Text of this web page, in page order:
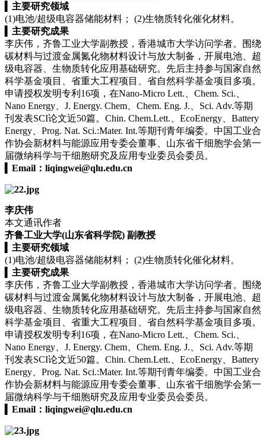
主要研究领域
(1)电池/超级电容器储能材料； (2)生物质转化催化材料。
主要研究成果
李庆伟，齐鲁工业大学副教授，香港城市大学访问学者。围绕
碳材料与过渡金属氮化物材料设计与放大制备，开展电池、超
级电容器、生物质转化应用基础研究。先后主持参与国家自然
科学基金项目、省重大工程项目、省自然科学基金项目多项。
申请授权发明专利16项，在Nano-Micro Lett.、Chem. Sci.、
Nano Energy、J. Energy. Chem、Chem. Eng. J.、Sci. Adv.等期
刊发表SCI论文近50篇。Chin. Chem.Lett.、EcoEnergy、Battery
Energy、Prog. Nat. Sci.:Mater. Int.等期刊青年编委。中国工业合
作协会新材料与能源应用专委会董事、山东省干细胞学会第一
届微纳科学与干细胞研究及应用专业委员会委员。
Email： liqingwei@qlu.edu.cn
李庆伟
本文通讯作者
齐鲁工业大学(山东省科学院) 副教授
主要研究领域
(1)电池/超级电容器储能材料； (2)生物质转化催化材料。
主要研究成果
李庆伟，齐鲁工业大学副教授，香港城市大学访问学者。围绕
碳材料与过渡金属氮化物材料设计与放大制备，开展电池、超
级电容器、生物质转化应用基础研究。先后主持参与国家自然
科学基金项目、省重大工程项目、省自然科学基金项目多项。
申请授权发明专利16项，在Nano-Micro Lett.、Chem. Sci.、
Nano Energy、J. Energy. Chem、Chem. Eng. J.、Sci. Adv.等期
刊发表SCI论文近50篇。Chin. Chem.Lett.、EcoEnergy、Battery
Energy、Prog. Nat. Sci.:Mater. Int.等期刊青年编委。中国工业合
作协会新材料与能源应用专委会董事、山东省干细胞学会第一
届微纳科学与干细胞研究及应用专业委员会委员。
Email： liqingwei@qlu.edu.cn